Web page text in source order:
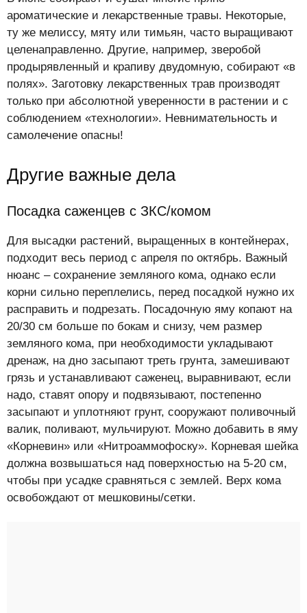
ароматические и лекарственные травы. Некоторые,
ту же мелиссу, мяту или тимьян, часто выращивают
целенаправленно. Другие, например, зверобой
продырявленный и крапиву двудомную, собирают «в
полях». Заготовку лекарственных трав производят
только при абсолютной уверенности в растении и с
соблюдением «технологии». Невнимательность и
самолечение опасны!
Другие важные дела
Посадка саженцев с ЗКС/комом
Для высадки растений, выращенных в контейнерах,
подходит весь период с апреля по октябрь. Важный
нюанс – сохранение земляного кома, однако если
корни сильно переплелись, перед посадкой нужно их
расправить и подрезать. Посадочную яму копают на
20/30 см больше по бокам и снизу, чем размер
земляного кома, при необходимости укладывают
дренаж, на дно засыпают треть грунта, замешивают
грязь и устанавливают саженец, выравнивают, если
надо, ставят опору и подвязывают, постепенно
засыпают и уплотняют грунт, сооружают поливочный
валик, поливают, мульчируют. Можно добавить в яму
«Корневин» или «Нитроаммофоску». Корневая шейка
должна возвышаться над поверхностью на 5-20 см,
чтобы при усадке сравняться с землей. Верх кома
освобождают от мешковины/сетки.